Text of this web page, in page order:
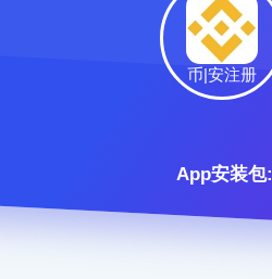
币|安注册
App安装包: